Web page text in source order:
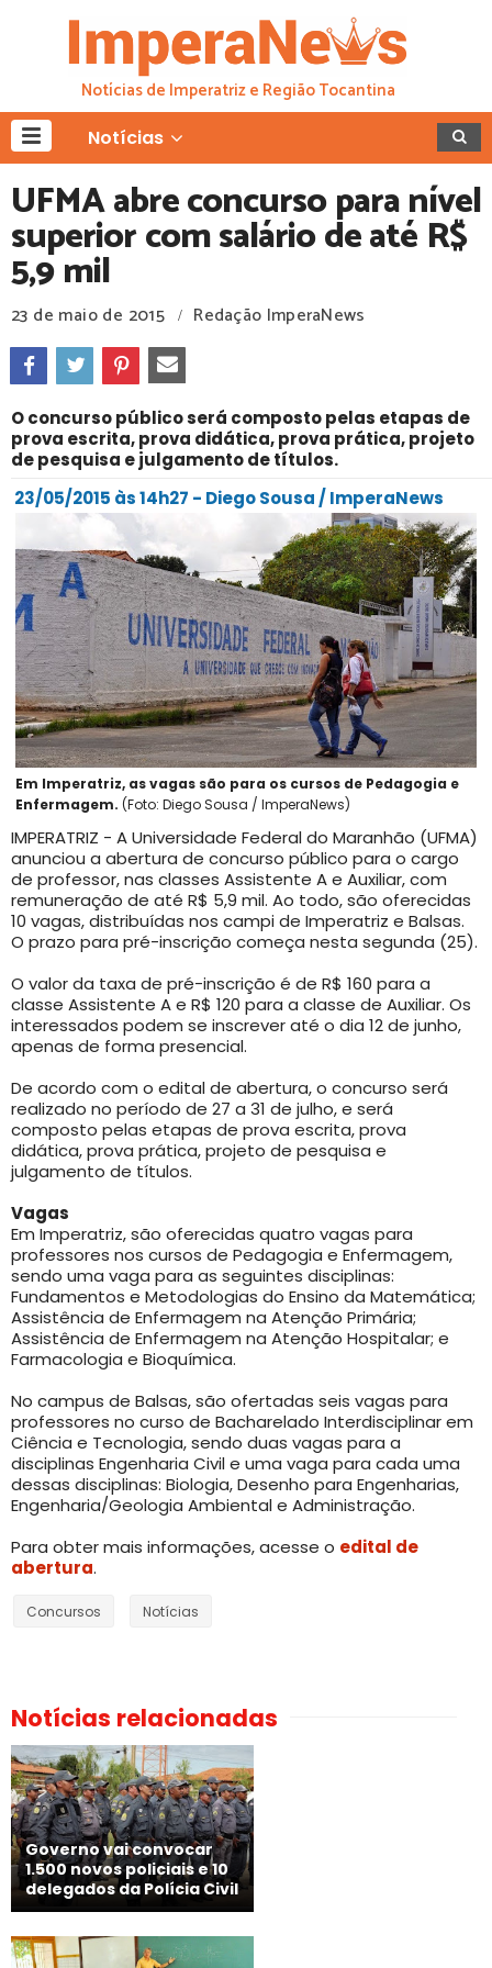
Notícias de Imperatriz e Região Tocantina
Notícias
UFMA abre concurso para nível
superior com salário de até R$
5,9 mil
23 de maio de 2015 / Redação ImperaNews
O concurso público será composto pelas etapas de
prova escrita, prova didática, prova prática, projeto
de pesquisa e julgamento de títulos.
23/05/2015 às 14h27 - Diego Sousa / ImperaNews
Em Imperatriz, as vagas são para os cursos de Pedagogia e
Enfermagem. (Foto: Diego Sousa / ImperaNews)
IMPERATRIZ - A Universidade Federal do Maranhão (UFMA)
anunciou a abertura de concurso público para o cargo
de professor, nas classes Assistente A e Auxiliar, com
remuneração de até R$ 5,9 mil. Ao todo, são oferecidas
10 vagas, distribuídas nos campi de Imperatriz e Balsas.
O prazo para pré-inscrição começa nesta segunda (25).
O valor da taxa de pré-inscrição é de R$ 160 para a
classe Assistente A e R$ 120 para a classe de Auxiliar. Os
interessados podem se inscrever até o dia 12 de junho,
apenas de forma presencial.
De acordo com o edital de abertura, o concurso será
realizado no período de 27 a 31 de julho, e será
composto pelas etapas de prova escrita, prova
didática, prova prática, projeto de pesquisa e
julgamento de títulos.
Vagas
Em Imperatriz, são oferecidas quatro vagas para
professores nos cursos de Pedagogia e Enfermagem,
sendo uma vaga para as seguintes disciplinas:
Fundamentos e Metodologias do Ensino da Matemática;
Assistência de Enfermagem na Atenção Primária;
Assistência de Enfermagem na Atenção Hospitalar; e
Farmacologia e Bioquímica.
No campus de Balsas, são ofertadas seis vagas para
professores no curso de Bacharelado Interdisciplinar em
Ciência e Tecnologia, sendo duas vagas para a
disciplinas Engenharia Civil e uma vaga para cada uma
dessas disciplinas: Biologia, Desenho para Engenharias,
Engenharia/Geologia Ambiental e Administração.
Para obter mais informações, acesse o edital de
abertura.
Concursos Notícias
Notícias relacionadas
Governo vai convocar
1.500 novos policiais e 10
delegados da Polícia Civil